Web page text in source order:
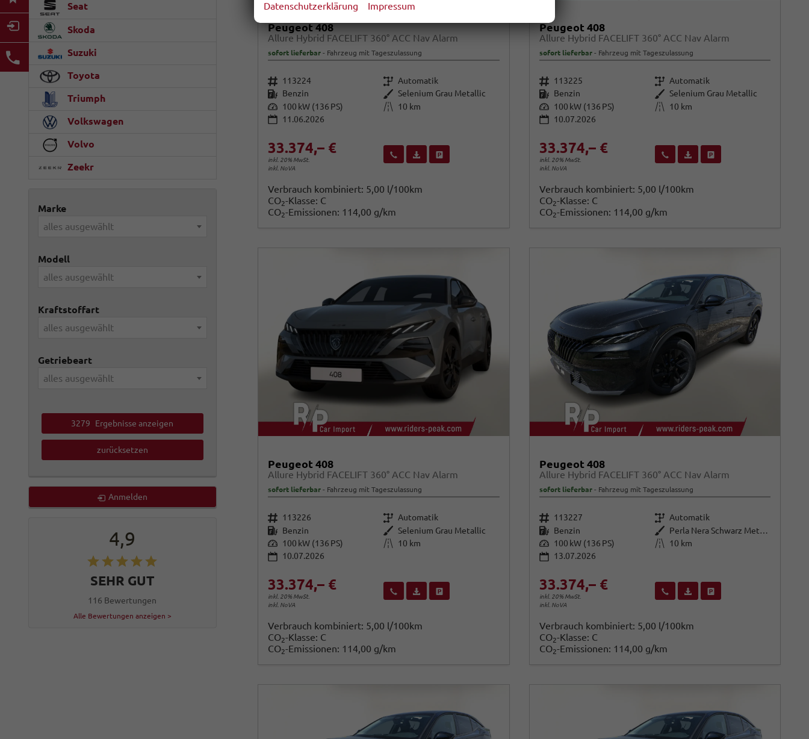
Peugeot 408
Allure Hybrid FACELIFT 360° ACC Nav Alarm
sofort lieferbar Fahrzeug mit Tageszulassung
Fahrzeugnr. 113224 Getriebe Automatik
Kraftstoff Benzin Außenfarbe Selenium Grau Metallic
Leistung 100 kW (136 PS) Kilometerstand 10 km
11.06.2026
33.374,– €
inkl. 20% MwSt.
inkl. NoVA
Wir rufen Sie anFahrzeugexposé (PDF)
Verbrauch kombiniert: 5,00 l/100km
CO2-Klasse: C
CO2-Emissionen: 114,00 g/km
Peugeot 408
Allure Hybrid FACELIFT 360° ACC Nav Alarm
sofort lieferbar Fahrzeug mit Tageszulassung
Fahrzeugnr. 113225 Getriebe Automatik
Kraftstoff Benzin Außenfarbe Selenium Grau Metallic
Leistung 100 kW (136 PS) Kilometerstand
10 km
10.07.2026
33.374,– €
inkl. 20% MwSt.
inkl. NoVA
Wir rufen Sie anFahrzeugexposé (PDF)
Fahrzeug parken
Verbrauch kombiniert: 5,00 l/100km
CO2-Klasse: C
CO2-Emissionen: 114,00 g/km
Peugeot 408
Allure Hybrid FACELIFT 360° ACC Nav Alarm
sofort lieferbar Fahrzeug mit Tageszulassung
Fahrzeugnr. 113226 Getriebe Automatik
Kraftstoff Benzin Außenfarbe Selenium Grau Metallic
Leistung 100 kW (136 PS) Kilometerstand 10 km
10.07.2026
33.374,– €
inkl. 20% MwSt.
inkl. NoVA
Wir rufen Sie anFahrzeugexposé (PDF)
Verbrauch kombiniert: 5,00 l/100km
CO2-Klasse: C
CO2-Emissionen: 114,00 g/km
Peugeot 408
Allure Hybrid FACELIFT 360° ACC Nav Alarm
sofort lieferbar Fahrzeug mit Tageszulassung
Fahrzeugnr. 113227 Getriebe Automatik
Kraftstoff Benzin Außenfarbe
Perla Nera Schwarz Metallic
Leistung 100 kW (136 PS) Kilometerstand
10 km
13.07.2026
33.374,– €
inkl. 20% MwSt.
inkl. NoVA
Wir rufen Sie anFahrzeugexposé (PDF)
Fahrzeug parken
Verbrauch kombiniert: 5,00 l/100km
CO2-Klasse: C
CO2-Emissionen: 114,00 g/km
Seat
Skoda
Suzuki
Toyota
Triumph
Volkswagen
Volvo
Zeekr
Marke
alles ausgewählt
Modell
alles ausgewählt
Kraftstoffart
alles ausgewählt
Getriebeart
alles ausgewählt
3279 Ergebnisse anzeigen
zurücksetzen
Anmelden
4,9
SEHR GUT
116 Bewertungen
Alle Bewertungen anzeigen >
Datenschutzerklärung Impressum